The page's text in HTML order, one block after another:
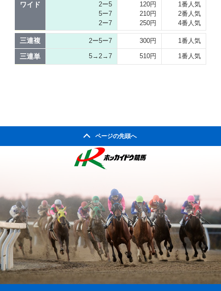
ワイド
2ー5
5ー7
2ー7
120円
210円
250円
1番人気
2番人気
4番人気
三連複 2ー5ー7 300円 1番人気
三連単 5→2→7 510円 1番人気
ページの先頭へ